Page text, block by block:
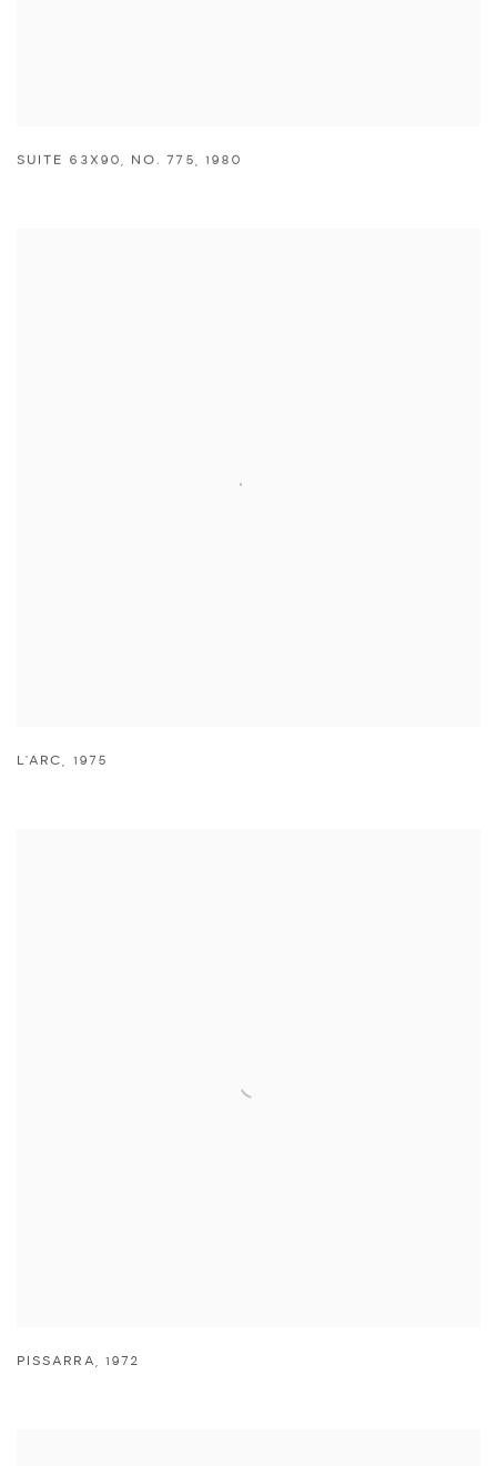
SUITE 63X90, NO. 775, 1980
L'ARC, 1975
PISSARRA, 1972